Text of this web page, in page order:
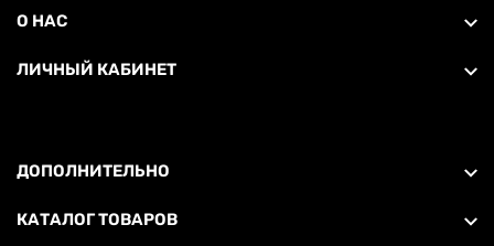
О НАС
ЛИЧНЫЙ КАБИНЕТ
ДОПОЛНИТЕЛЬНО
КАТАЛОГ ТОВАРОВ